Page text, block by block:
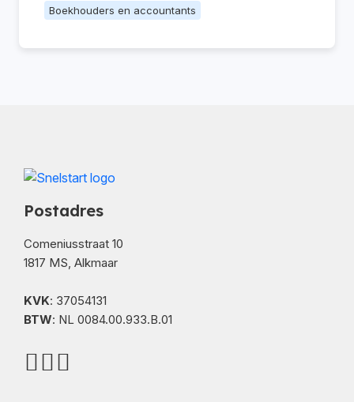
Boekhouders en accountants
Postadres
Comeniusstraat 10
1817 MS, Alkmaar
KVK: 37054131
BTW: NL 0084.00.933.B.01